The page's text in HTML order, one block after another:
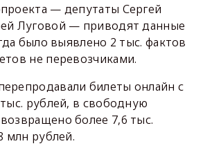
— депутаты Сергей
Луговой — приводят данные
было выявлено 2 тыс. фактов
не перевозчиками.
билеты онлайн с
рублей, в свободную
более 7,6 тыс.
млн рублей.